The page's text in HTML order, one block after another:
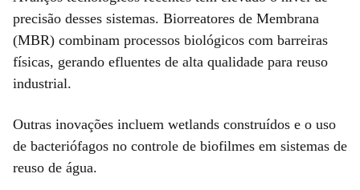
precisão desses sistemas. Biorreatores de Membrana
(MBR) combinam processos biológicos com barreiras
físicas, gerando efluentes de alta qualidade para reuso
industrial.
Outras inovações incluem wetlands construídos e o uso
de bacteriófagos no controle de biofilmes em sistemas de
reuso de água.